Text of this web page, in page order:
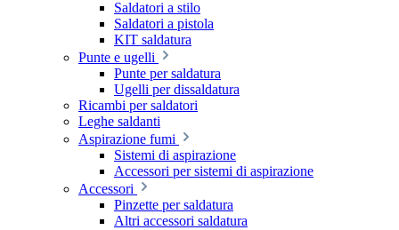
Saldatori a stilo
Saldatori a pistola
KIT saldatura
Punte e ugelli
Punte per saldatura
Ugelli per dissaldatura
Ricambi per saldatori
Leghe saldanti
Aspirazione fumi
Sistemi di aspirazione
Accessori per sistemi di aspirazione
Accessori
Pinzette per saldatura
Altri accessori saldatura